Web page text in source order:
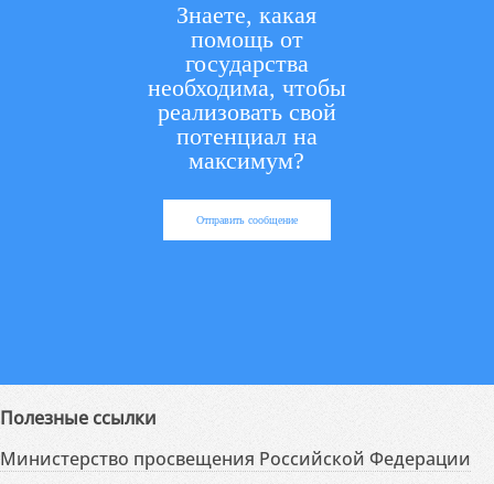
Знаете, какая
помощь от
государства
необходима, чтобы
реализовать свой
потенциал на
максимум?
Отправить сообщение
Полезные ссылки
Министерство просвещения Российской Федерации